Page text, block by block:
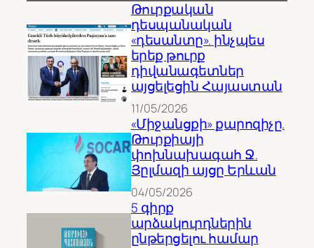
Թուրքական
դեսպանական
«դեսանտը». ինչպես
երեք թուրք
դիվանագետներ
այցելեցին Հայաստան
11/05/2026
«Միջանցքի» քարոզիչը.
Թուրքիայի
փոխնախագահ Ջ.
Յըլմազի այցը Երևան
04/05/2026
5 գիրք
արձակուրդներին
ընթերցելու համար